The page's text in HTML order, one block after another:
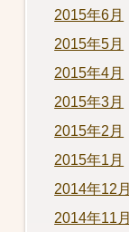
2015年6月
2015年5月
2015年4月
2015年3月
2015年2月
2015年1月
2014年12月
2014年11月